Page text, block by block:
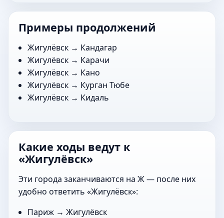
Примеры продолжений
Жигулёвск → Кандагар
Жигулёвск → Карачи
Жигулёвск → Кано
Жигулёвск → Курган Тюбе
Жигулёвск → Кидаль
Какие ходы ведут к
«Жигулёвск»
Эти города заканчиваются на Ж — после них
удобно ответить «Жигулёвск»:
Париж → Жигулёвск